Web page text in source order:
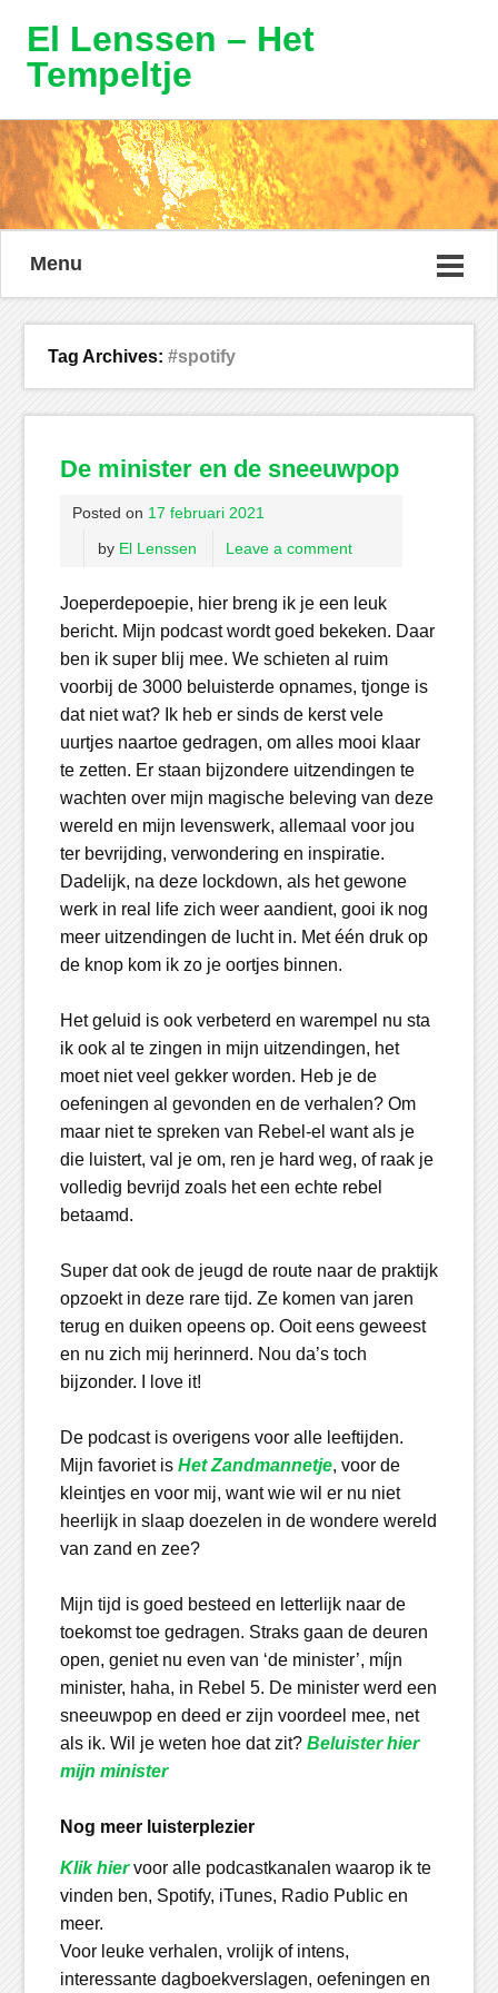
El Lenssen – Het
Tempeltje
Menu
Tag Archives: #spotify
De minister en de sneeuwpop
Posted on 17 februari 2021
by El Lenssen Leave a comment
Joeperdepoepie, hier breng ik je een leuk
bericht. Mijn podcast wordt goed bekeken. Daar
ben ik super blij mee. We schieten al ruim
voorbij de 3000 beluisterde opnames, tjonge is
dat niet wat? Ik heb er sinds de kerst vele
uurtjes naartoe gedragen, om alles mooi klaar
te zetten. Er staan bijzondere uitzendingen te
wachten over mijn magische beleving van deze
wereld en mijn levenswerk, allemaal voor jou
ter bevrijding, verwondering en inspiratie.
Dadelijk, na deze lockdown, als het gewone
werk in real life zich weer aandient, gooi ik nog
meer uitzendingen de lucht in. Met één druk op
de knop kom ik zo je oortjes binnen.
Het geluid is ook verbeterd en warempel nu sta
ik ook al te zingen in mijn uitzendingen, het
moet niet veel gekker worden. Heb je de
oefeningen al gevonden en de verhalen? Om
maar niet te spreken van Rebel-el want als je
die luistert, val je om, ren je hard weg, of raak je
volledig bevrijd zoals het een echte rebel
betaamd.
Super dat ook de jeugd de route naar de praktijk
opzoekt in deze rare tijd. Ze komen van jaren
terug en duiken opeens op. Ooit eens geweest
en nu zich mij herinnerd. Nou da’s toch
bijzonder. I love it!
De podcast is overigens voor alle leeftijden.
Mijn favoriet is Het Zandmannetje, voor de
kleintjes en voor mij, want wie wil er nu niet
heerlijk in slaap doezelen in de wondere wereld
van zand en zee?
Mijn tijd is goed besteed en letterlijk naar de
toekomst toe gedragen. Straks gaan de deuren
open, geniet nu even van ‘de minister’, míjn
minister, haha, in Rebel 5. De minister werd een
sneeuwpop en deed er zijn voordeel mee, net
als ik. Wil je weten hoe dat zit? Beluister hier
mijn minister
Nog meer luisterplezier
Klik hier voor alle podcastkanalen waarop ik te
vinden ben, Spotify, iTunes, Radio Public en
meer.
Voor leuke verhalen, vrolijk of intens,
interessante dagboekverslagen, oefeningen en